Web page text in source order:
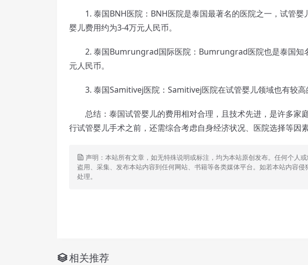
1. 泰国BNH医院：BNH医院是泰国最著名的医院之一，试管婴
婴儿费用约为3-4万元人民币。
2. 泰国Bumrungrad国际医院：Bumrungrad医院也是泰国知
元人民币。
3. 泰国Samitivej医院：Samitivej医院在试管婴儿领域也有较高
总结：泰国试管婴儿的费用相对合理，且技术先进，是许多家
行试管婴儿手术之前，还需综合考虑自身经济状况、医院选择等因
声明：本站所有文章，如无特殊说明或标注，均为本站原创发布。任何个人
盗用、采集、发布本站内容到任何网站、书籍等各类媒体平台。如若本站内容
处理。
相关推荐